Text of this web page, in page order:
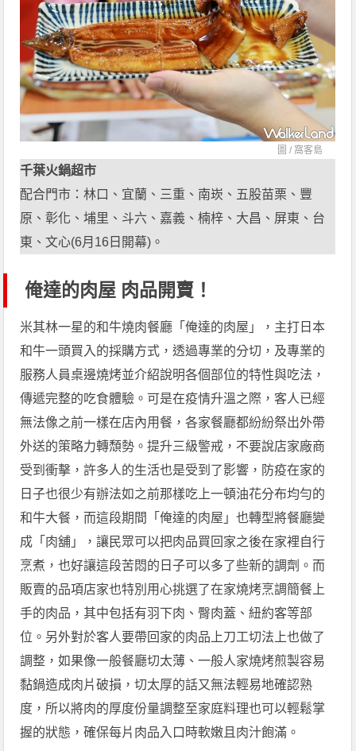
圖 / 窩客島
千葉火鍋超市
配合門市：林口、宜蘭、三重、南崁、五股苗栗、豐
原、彰化、埔里、斗六、嘉義、楠梓、大昌、屏東、台
東、文心(6月16日開幕)。
俺達的肉屋 肉品開賣！
米其林一星的和牛燒肉餐廳「俺達的肉屋」，主打日本
和牛一頭買入的採購方式，透過專業的分切，及專業的
服務人員桌邊燒烤並介紹說明各個部位的特性與吃法，
傳遞完整的吃食體驗。可是在疫情升溫之際，客人已經
無法像之前一樣在店內用餐，各家餐廳都紛紛祭出外帶
外送的策略力轉頹勢。提升三級警戒，不要說店家廠商
受到衝擊，許多人的生活也是受到了影響，防疫在家的
日子也很少有辦法如之前那樣吃上一頓油花分布均勻的
和牛大餐，而這段期間「俺達的肉屋」也轉型將餐廳變
成「肉舖」，讓民眾可以把肉品買回家之後在家裡自行
烹煮，也好讓這段苦悶的日子可以多了些新的調劑。而
販賣的品項店家也特別用心挑選了在家燒烤烹調簡餐上
手的肉品，其中包括有羽下肉、臀肉蓋、紐約客等部
位。另外對於客人要帶回家的肉品上刀工切法上也做了
調整，如果像一般餐廳切太薄、一般人家燒烤煎製容易
黏鍋造成肉片破損，切太厚的話又無法輕易地確認熟
度，所以將肉的厚度份量調整至家庭料理也可以輕鬆掌
握的狀態，確保每片肉品入口時軟嫩且肉汁飽滿。